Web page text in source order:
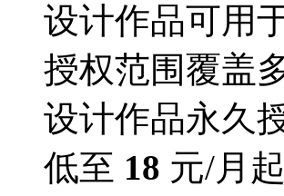
设计作品可用
授权范围覆盖
设计作品永久
低至 18 元/月起